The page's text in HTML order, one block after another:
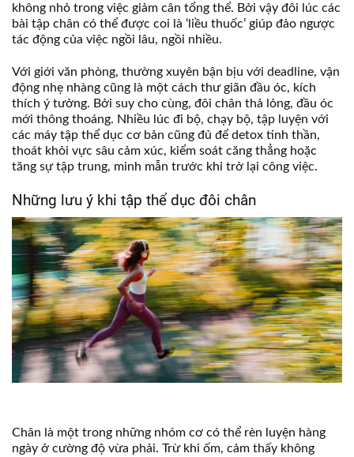
không nhỏ trong việc giảm cân tổng thể. Bởi vậy đôi lúc các
bài tập chân có thể được coi là ‘liều thuốc’ giúp đảo ngược
tác động của việc ngồi lâu, ngồi nhiều.
Với giới văn phòng, thường xuyên bận bịu với deadline, vận
động nhẹ nhàng cũng là một cách thư giãn đầu óc, kích
thích ý tưởng. Bởi suy cho cùng, đôi chân thả lỏng, đầu óc
mới thông thoáng. Nhiều lúc đi bộ, chạy bộ, tập luyện với
các máy tập thể dục cơ bản cũng đủ để detox tinh thần,
thoát khỏi vực sâu cảm xúc, kiểm soát căng thẳng hoặc
tăng sự tập trung, minh mẫn trước khi trở lại công việc.
Những lưu ý khi tập thể dục đôi chân
Chân là một trong những nhóm cơ có thể rèn luyện hàng
ngày ở cường độ vừa phải. Trừ khi ốm, cảm thấy không